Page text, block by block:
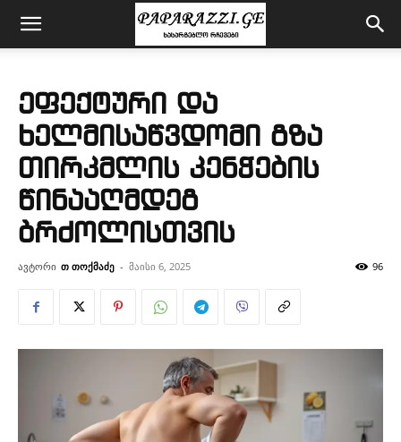
ეფექტური და
ხელმისაწვდომი გზა
თირკმლის კენჭების
წინააღმდეგ
ბრძოლისთვის
ავტორი თ თოქმაძე - მაისი 6, 2025 96